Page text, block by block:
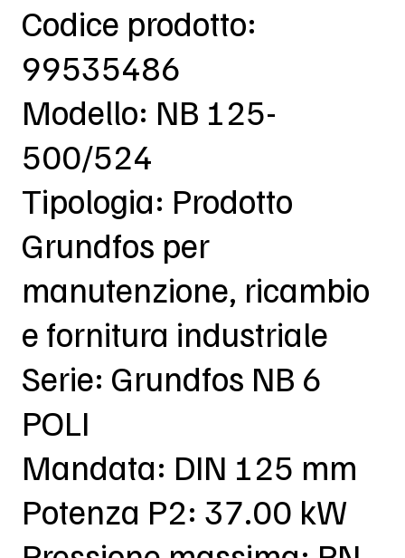
Codice prodotto:
99535486
Modello: NB 125-
500/524
Tipologia: Prodotto
Grundfos per
manutenzione, ricambio
e fornitura industriale
Serie: Grundfos NB 6
POLI
Mandata: DIN 125 mm
Potenza P2: 37.00 kW